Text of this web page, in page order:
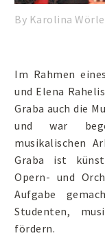
By Karolina Wörle
Im Rahmen
und Elena
Graba auch die
und war
musikalischen
Graba ist
Opern- und
Aufgabe
Studenten,
fördern.